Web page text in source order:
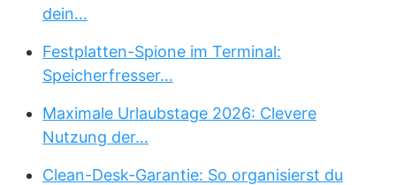
dein…
Festplatten-Spione im Terminal:
Speicherfresser…
Maximale Urlaubstage 2026: Clevere
Nutzung der…
Clean-Desk-Garantie: So organisierst du